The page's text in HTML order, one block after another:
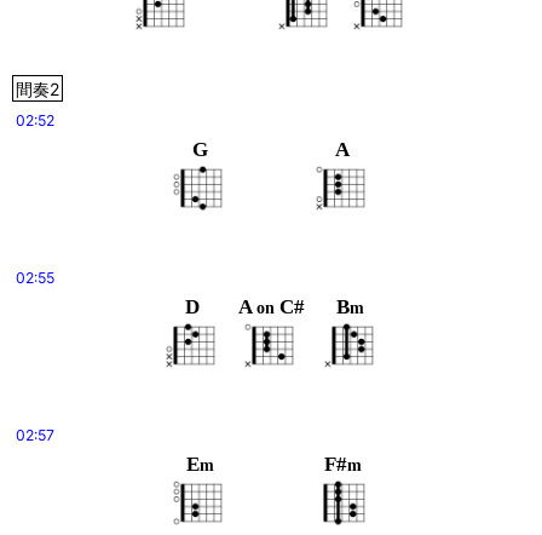
間奏2
02:52
G A
02:55
D A on C# Bm
02:57
Em F#m